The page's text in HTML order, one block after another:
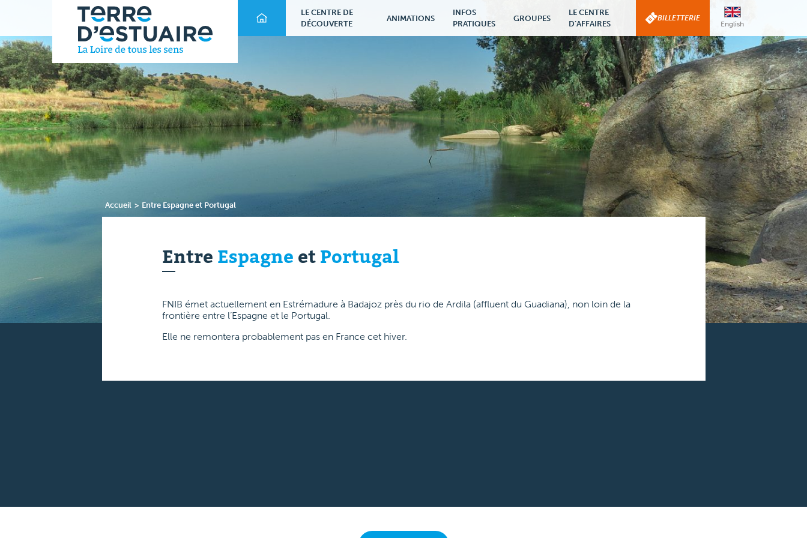
LE CENTRE DE
DÉCOUVERTE
ANIMATIONS
INFOS
PRATIQUES
GROUPES
LE CENTRE
D’AFFAIRES
BILLETTERIE
English
Accueil > Entre Espagne et Portugal
Entre Espagne et Portugal
FNIB émet actuellement en Estrémadure à Badajoz près du rio de Ardila (affluent du Guadiana), non loin de la
frontière entre l’Espagne et le Portugal.
Elle ne remontera probablement pas en France cet hiver.